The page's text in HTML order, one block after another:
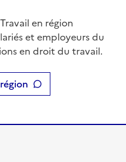
en région
et employeurs du
en droit du travail.